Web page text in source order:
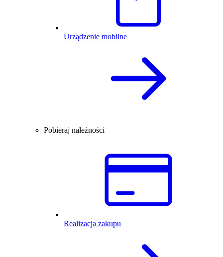
Urządzenie mobilne
Pobieraj należności
Realizacja zakupu